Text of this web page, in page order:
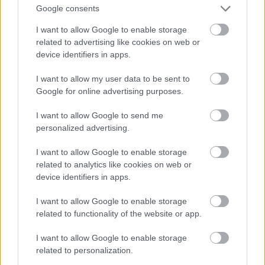
Google consents
I want to allow Google to enable storage
related to advertising like cookies on web or
device identifiers in apps.
I want to allow my user data to be sent to
Google for online advertising purposes.
I want to allow Google to send me
personalized advertising.
I want to allow Google to enable storage
related to analytics like cookies on web or
device identifiers in apps.
I want to allow Google to enable storage
related to functionality of the website or app.
I want to allow Google to enable storage
related to personalization.
A gépházak elrendezése a New Mexico osztály – felül
–, és a Big Five csatahajóin.
A vízvonal alatti rekeszek számában természetesen
benne foglaltatnak a torpedóvédő rendszer cellái is.
A rendszer szintén egyedülállóan erős volt a maga
korabeli csatahajóé. A rendszer alapja
tulajdonképpen már az első amerikai
dreadnoughtokon adva volt, hiszen kezdettől fogva
válaszfallal akarták felfogni a vízvonal alatti
találatok következtében keletkezett vízbetöréseket.
Ezeknek a válaszfalaknak a száma folyamatosan
nőtt, az első csatahajókon még csak kettő volt
belőlük, a Big Five-on viszont már öt. (A hajótest